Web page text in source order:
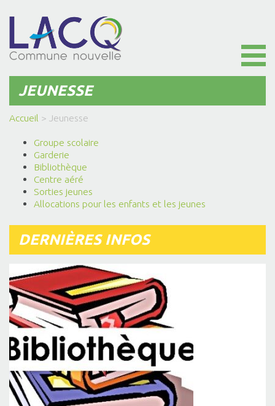
JEUNESSE
Accueil > Jeunesse
Groupe scolaire
Garderie
Bibliothèque
Centre aéré
Sorties jeunes
Allocations pour les enfants et les jeunes
DERNIÈRES INFOS